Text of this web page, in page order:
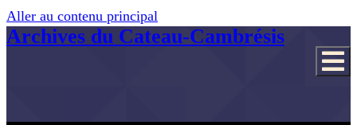
Aller au contenu principal
Archives du Cateau-Cambrésis